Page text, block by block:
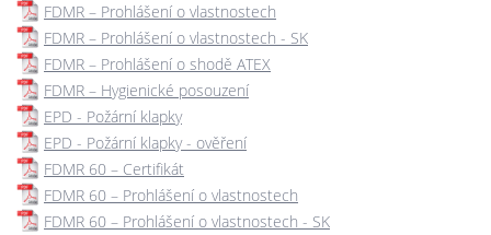
FDMR – Prohlášení o vlastnostech
FDMR – Prohlášení o vlastnostech - SK
FDMR – Prohlášení o shodě ATEX
FDMR – Hygienické posouzení
EPD - Požární klapky
EPD - Požární klapky - ověření
FDMR 60 – Certifikát
FDMR 60 – Prohlášení o vlastnostech
FDMR 60 – Prohlášení o vlastnostech - SK